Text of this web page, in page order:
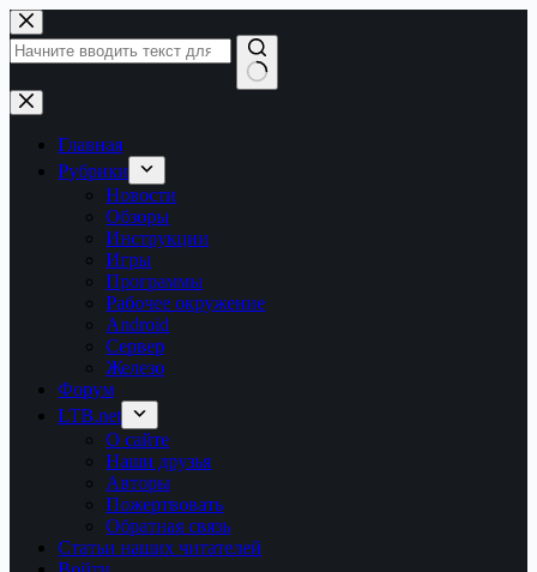
Перейти
к
сути
Ничего
не
найденоГлавная
Рубрики
Новости
Обзоры
Инструкции
Игры
Программы
Рабочее окружение
Android
Сервер
Железо
Форум
LTB.net
О сайте
Наши друзья
Авторы
Пожертвовать
Обратная связь
Статьи наших читателей